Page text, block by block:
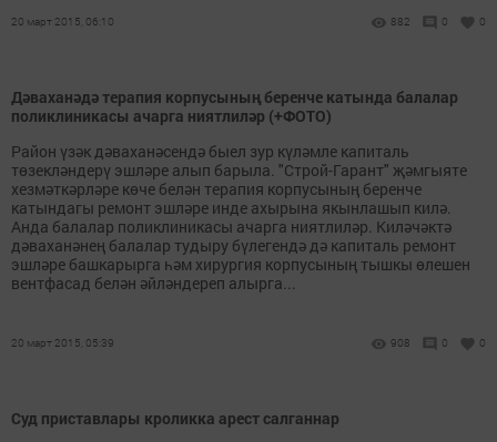
20 март 2015, 06:10 882 0 0
Дәваханәдә терапия корпусының беренче катында балалар
поликлиникасы ачарга ниятлиләр (+ФОТО)
Район үзәк дәваханәсендә быел зур күләмле капиталь
төзекләндерү эшләре алып барыла. "Строй-Гарант" җәмгыяте
хезмәткәрләре көче белән терапия корпусының беренче
катындагы ремонт эшләре инде ахырына якынлашып килә.
Анда балалар поликлиникасы ачарга ниятлиләр. Киләчәктә
дәваханәнең балалар тудыру бүлегендә дә капиталь ремонт
эшләре башкарырга һәм хирургия корпусының тышкы өлешен
вентфасад белән әйләндереп алырга...
20 март 2015, 05:39 908 0 0
Суд приставлары кроликка арест салганнар